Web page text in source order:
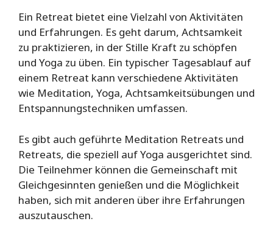
Ein Retreat bietet eine Vielzahl von Aktivitäten
und Erfahrungen. Es geht darum, Achtsamkeit
zu praktizieren, in der Stille Kraft zu schöpfen
und Yoga zu üben. Ein typischer Tagesablauf auf
einem Retreat kann verschiedene Aktivitäten
wie Meditation, Yoga, Achtsamkeitsübungen und
Entspannungstechniken umfassen.
Es gibt auch geführte Meditation Retreats und
Retreats, die speziell auf Yoga ausgerichtet sind.
Die Teilnehmer können die Gemeinschaft mit
Gleichgesinnten genießen und die Möglichkeit
haben, sich mit anderen über ihre Erfahrungen
auszutauschen.